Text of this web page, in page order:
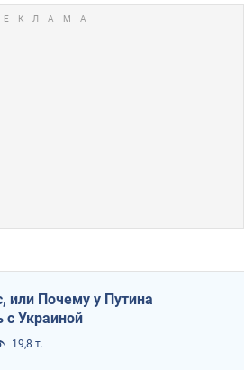
или Почему у Путина
с Украиной
19,8 т.